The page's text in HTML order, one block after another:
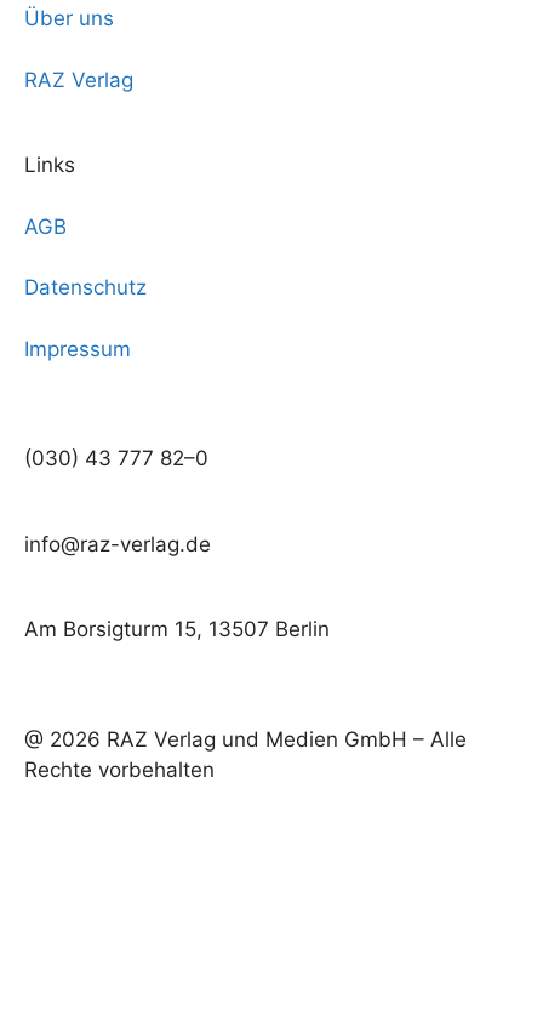
Über uns
RAZ Verlag
Links
AGB
Datenschutz
Impressum
(030) 43 777 82–0
info@raz-verlag.de
Am Borsigturm 15, 13507 Berlin
@ 2026 RAZ Verlag und Medien GmbH – Alle
Rechte vorbehalten